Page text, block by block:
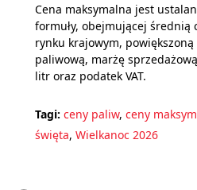
Cena maksymalna jest
formuły, obejmującej
rynku krajowym, powiększoną
paliwową, marżę
litr oraz podatek VAT.
Tagi: ceny paliw, ceny
święta, Wielkanoc 2026